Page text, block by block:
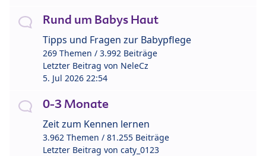
Rund um Babys Haut
Tipps und Fragen zur Babypflege
269 Themen / 3.992 Beiträge
Letzter Beitrag von NeleCz
5. Jul 2026 22:54
0-3 Monate
Zeit zum Kennen lernen
3.962 Themen / 81.255 Beiträge
Letzter Beitrag von caty_0123